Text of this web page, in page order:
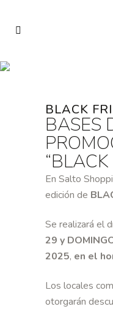
BLACK
BASES
En Salto
edición de
Se realizará el
29 y
2025, en el
Los locales
otorgarán